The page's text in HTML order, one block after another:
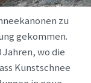
zu
gekommen.
Jahren, wo die
Kunstschnee